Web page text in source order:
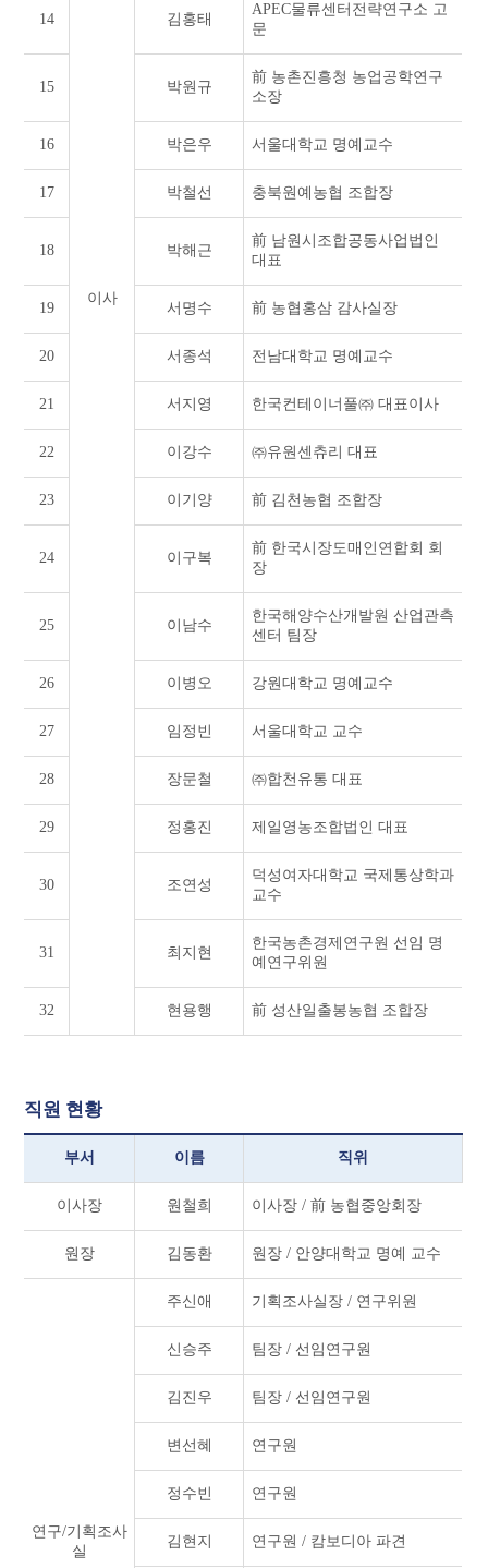
이사
14 김홍태
APEC물류센터전략연구소 고
문
15 박원규
前 농촌진흥청 농업공학연구
소장
16 박은우 서울대학교 명예교수
17 박철선 충북원예농협 조합장
18 박해근
前 남원시조합공동사업법인
대표
19 서명수 前 농협홍삼 감사실장
20 서종석 전남대학교 명예교수
21 서지영 한국컨테이너풀㈜ 대표이사
22 이강수 ㈜유원센츄리 대표
23 이기양 前 김천농협 조합장
24 이구복
前 한국시장도매인연합회 회
장
25 이남수
한국해양수산개발원 산업관측
센터 팀장
26 이병오 강원대학교 명예교수
27 임정빈 서울대학교 교수
28 장문철 ㈜합천유통 대표
29 정홍진 제일영농조합법인 대표
30 조연성
덕성여자대학교 국제통상학과
교수
31 최지현
한국농촌경제연구원 선임 명
예연구위원
32 현용행 前 성산일출봉농협 조합장
직원 현황
부서 이름 직위
이사장 원철희 이사장 / 前 농협중앙회장
원장 김동환 원장 / 안양대학교 명예 교수
연구/기획조사
실
주신애 기획조사실장 / 연구위원
신승주 팀장 / 선임연구원
김진우 팀장 / 선임연구원
변선혜 연구원
정수빈 연구원
김현지 연구원 / 캄보디아 파견